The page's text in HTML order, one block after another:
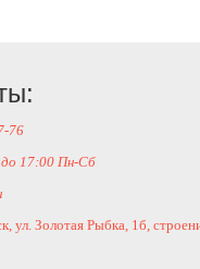
76
17:00 Пн-Сб
ул. Золотая Рыбка, 1б,